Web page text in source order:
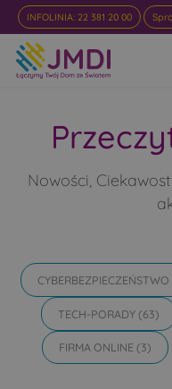
INFOLINIA: 22 381 20 00
Nowości,
CYBERBEZPIECZEŃSTWO
TECH-PORADY(63)
FIRMA ONLINE(3)